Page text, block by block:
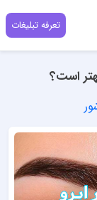
تعرفه تبلیغات
است؟